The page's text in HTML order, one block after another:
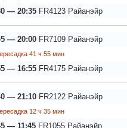
— 20:35 FR4123 Райанэйр
— 20:00 FR7109 Райанэйр
41 ч 55 мин
— 16:55 FR4175 Райанэйр
— 21:10 FR2122 Райанэйр
12 ч 35 мин
— 11:45 FR1055 Райанэйр